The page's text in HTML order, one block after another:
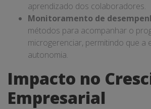
aprendizado dos colaboradores.
Monitoramento de
métodos para acompanhar o
microgerenciar, permitindo que a
autonomia.
Impacto no
Empresarial